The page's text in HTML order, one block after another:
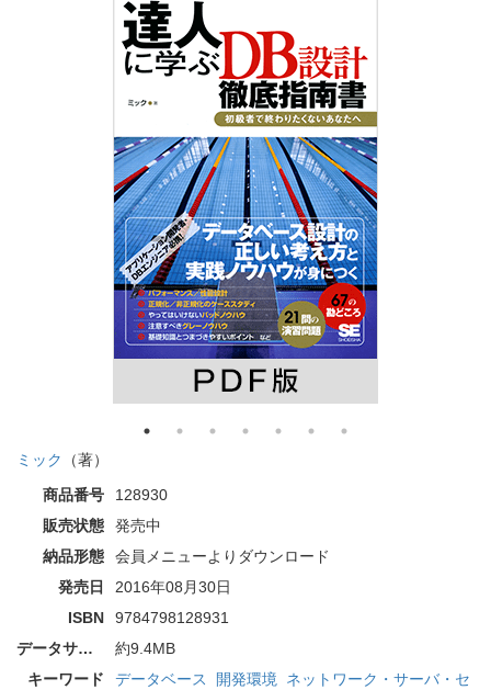
ミック
（著）
商品番号
128930
販売状態
発売中
納品形態
会員メニューよりダウンロード
発売日
2016年08月30日
ISBN
9784798128931
データサイズ
約9.4MB
キーワード
データベース 開発環境
ネットワーク・サーバ・セ